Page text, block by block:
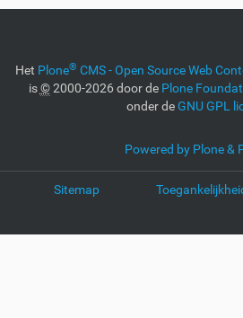
Het Plone® CMS - Open Source Web
is©2000-2026 door de Plone
onder deGNU GPL
Powered by Plone &
Sitemap